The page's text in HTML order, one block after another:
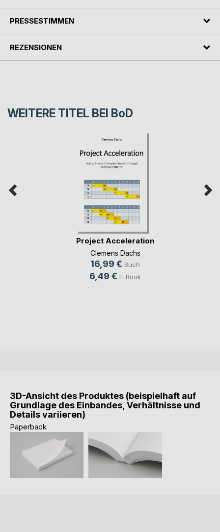
PRESSESTIMMEN
REZENSIONEN
WEITERE TITEL BEI BoD
Project Acceleration
Clemens Dachs
16,99 € Buch
6,49 € E-Book
3D-Ansicht des Produktes (beispielhaft auf
Grundlage des Einbandes, Verhältnisse und
Details variieren)
Paperback